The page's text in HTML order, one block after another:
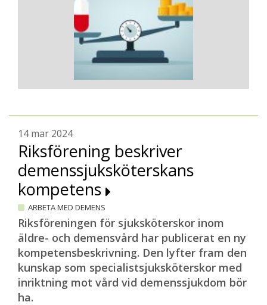
14 mar 2024
Riksförening beskriver
demenssjuksköterskans
kompetens
ARBETA MED DEMENS
Riksföreningen för sjuksköterskor inom
äldre- och demensvård har publicerat en ny
kompetensbeskrivning. Den lyfter fram den
kunskap som specialistsjuksköterskor med
inriktning mot vård vid demenssjukdom bör
ha.